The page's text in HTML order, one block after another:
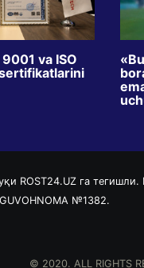
va ISO
ROST24.UZ га
№1382.
© 2020. ALL RIGHTS